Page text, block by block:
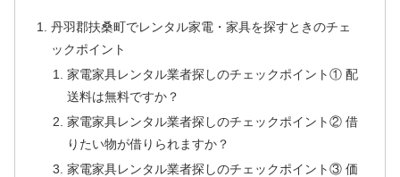
丹羽郡扶桑町でレンタル家電・家具を探すときのチェ
ックポイント
家電家具レンタル業者探しのチェックポイント① 配
送料は無料ですか？
家電家具レンタル業者探しのチェックポイント② 借
りたい物が借りられますか？
家電家具レンタル業者探しのチェックポイント③ 価